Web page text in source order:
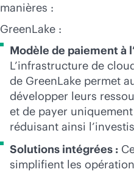
manières :
GreenLake :
Modèle de paiement à
L’infrastructure de
de GreenLake permet
développer leurs
et de payer
réduisant ainsi
Solutions intégrées :
simplifient les